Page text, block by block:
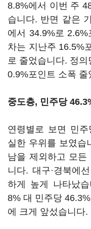
8.8%에서 이번 주
습니다. 반면 같은
에서 34.9%로
차는 지난주 16.5%
로 줄었습니다. 정
0.9%포인트 소폭 줄
중도층, 민주당
연령별로 보면 민
실한 우위를 보였습
남을 제외하고 모
니다. 대구·경북에
하게 높게 나타났
8% 대 민주당
에 크게 앞섰습니다.